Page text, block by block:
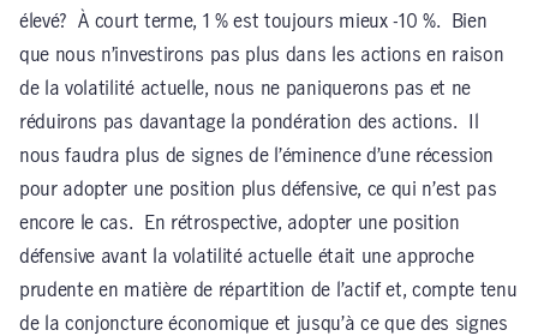
élevé? À court terme, 1 % est toujours mieux -10 %. Bien
que nous n’investirons pas plus dans les actions en raison
de la volatilité actuelle, nous ne paniquerons pas et ne
réduirons pas davantage la pondération des actions. Il
nous faudra plus de signes de l’éminence d’une récession
pour adopter une position plus défensive, ce qui n’est pas
encore le cas. En rétrospective, adopter une position
défensive avant la volatilité actuelle était une approche
prudente en matière de répartition de l’actif et, compte tenu
de la conjoncture économique et jusqu’à ce que des signes